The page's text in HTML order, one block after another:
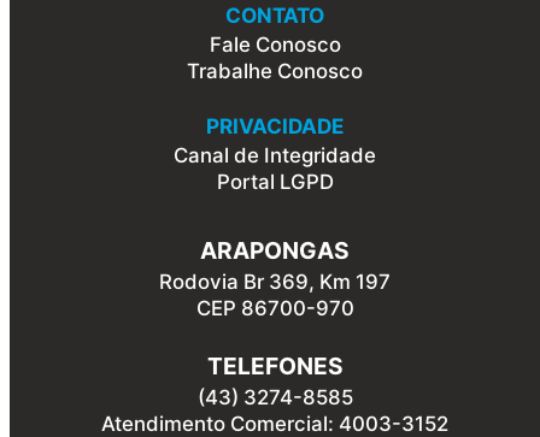
CONTATO
Fale Conosco
Trabalhe Conosco
PRIVACIDADE
Canal de Integridade
Portal LGPD
ARAPONGAS
Rodovia Br 369, Km 197
CEP 86700-970
TELEFONES
(43) 3274-8585
Atendimento Comercial: 4003-3152